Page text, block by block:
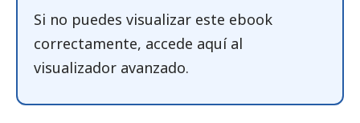
Si no puedes visualizar este ebook
correctamente, accede aquíal
visualizador avanzado.